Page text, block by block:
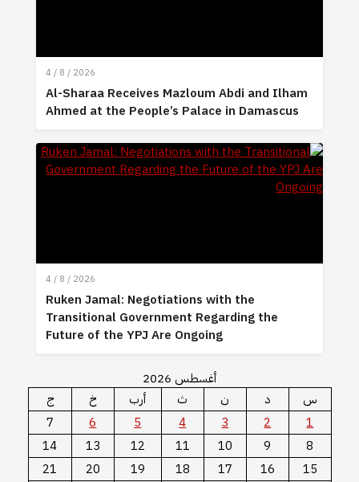
4 / 8 / 2026
Al-Sharaa Receives Mazloum Abdi and Ilham
Ahmed at the People’s Palace in Damascus
4 / 8 / 2026
Ruken Jamal: Negotiations with the
Transitional Government Regarding the
Future of the YPJ Are Ongoing
أغسطس 2026
س
د ن ث أرب خ
ج
1
2
3
4
5
6
7
8
9
10
11
12
13
14
15
16
17
18
19
20
21